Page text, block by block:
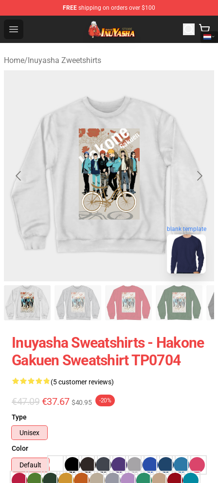
FREE shipping on orders over $100
Open menu
Inuyasha Store - Official Inuyasha Merchandise Shop
Home/Inuyasha Zweetshirts
blank template
Inuyasha Sweatshirts - Hakone
Gakuen Sweatshirt TP0704
(5 customer reviews)
€47.09 €37.67 $40.95 -20%
Type
Unisex
Color
Default